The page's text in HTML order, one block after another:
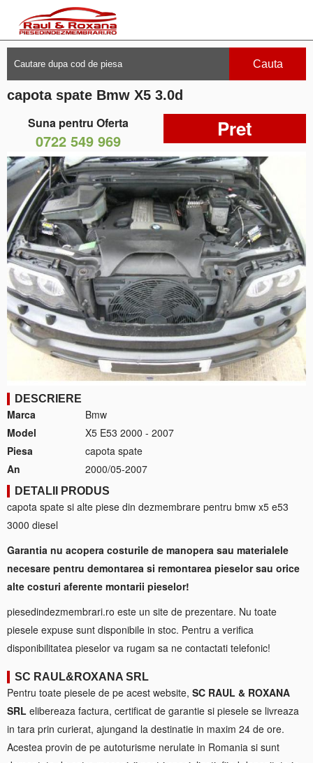
Cauta
capota spate Bmw X5 3.0d
Suna pentru Oferta
0722 549 969 Pret
DESCRIERE
Marca
Bmw
Model
X5 E53 2000 - 2007
Piesa
capota spate
An
2000/05-2007
DETALII PRODUS
capota spate si alte piese din dezmembrare pentru bmw x5 e53
3000 diesel
Garantia nu acopera costurile de manopera sau materialele
necesare pentru demontarea si remontarea pieselor sau orice
alte costuri aferente montarii pieselor!
piesedindezmembrari.ro este un site de prezentare. Nu toate
piesele expuse sunt disponibile in stoc. Pentru a verifica
disponibilitatea pieselor va rugam sa ne contactati telefonic!
SC RAUL&ROXANA SRL
Pentru toate piesele de pe acest website, SC RAUL & ROXANA
SRL elibereaza factura, certificat de garantie si piesele se livreaza
in tara prin curierat, ajungand la destinatie in maxim 24 de ore.
Acestea provin de pe autoturisme nerulate in Romania si sunt